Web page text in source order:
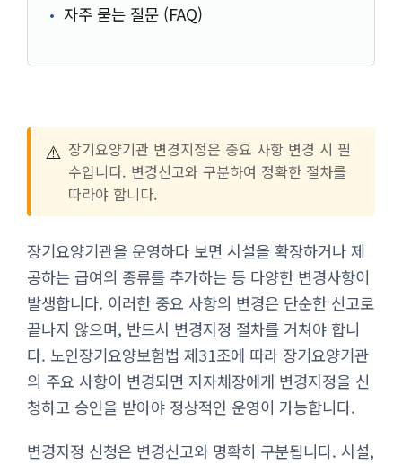
자주 묻는 질문 (FAQ)
⚠️ 장기요양기관 변경지정은 중요 사항 변경 시 필
수입니다. 변경신고와 구분하여 정확한 절차를
따라야 합니다.
장기요양기관을 운영하다 보면 시설을 확장하거나 제
공하는 급여의 종류를 추가하는 등 다양한 변경사항이
발생합니다. 이러한 중요 사항의 변경은 단순한 신고로
끝나지 않으며, 반드시 변경지정 절차를 거쳐야 합니
다. 노인장기요양보험법 제31조에 따라 장기요양기관
의 주요 사항이 변경되면 지자체장에게 변경지정을 신
청하고 승인을 받아야 정상적인 운영이 가능합니다.
변경지정 신청은 변경신고와 명확히 구분됩니다. 시설,